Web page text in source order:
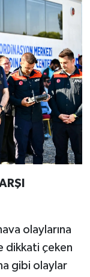
olaylarına
dikkati çeken
gibi olaylar